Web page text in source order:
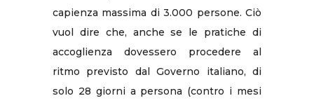
capienza massima di 3.000 persone. Ciò
vuol dire che, anche se le pratiche di
accoglienza dovessero procedere al
ritmo previsto dal Governo italiano, di
solo 28 giorni a persona (contro i mesi